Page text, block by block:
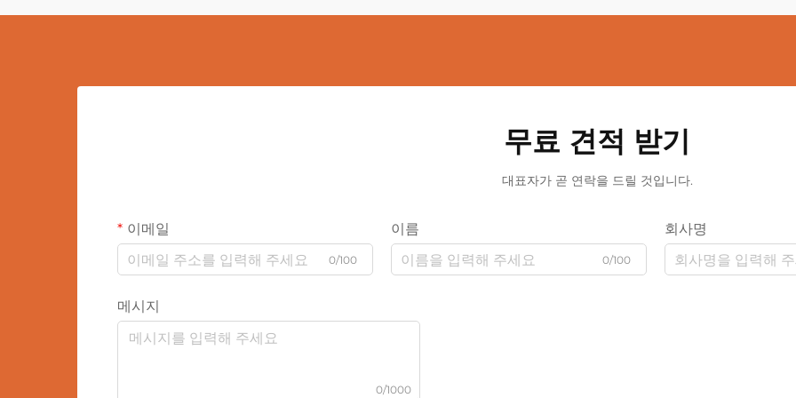
무료 견적 받기
대표자가 곧 연락을 드릴 것입니다.
이메일
0/100
이름
0/100
회사명
메시지
0/1000